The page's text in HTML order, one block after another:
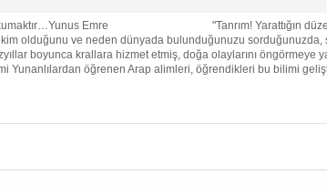
okumaktır…Yunus Emre "Tanrım! Yarattığın düzene
olduğunu ve neden dünyada bulunduğunuzu sorduğunuzda,
boyunca krallara hizmet etmiş, doğa olaylarını
Yunanlılardan öğrenen Arap alimleri, öğrendikleri bu bilimi